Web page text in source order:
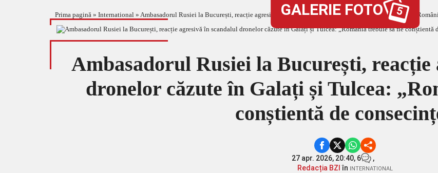
Prima pagină » International » Ambasadorul Rusiei la București, reacție agresivă în scandalul dronelor căzute în Galați și Tulcea:
GALERIE FOTO 5
Ambasadorul Rusiei la București, reacție
dronelor căzute în Galați și Tulcea:
conștientă de
27 apr. 2026, 20:40, 6
,
Redacția BZI în INTERNATIONAL